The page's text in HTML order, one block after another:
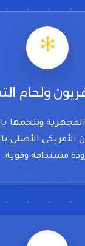
ولحام
ونلحمها
الأمريكي الأصلي
مستدامة وقوية.